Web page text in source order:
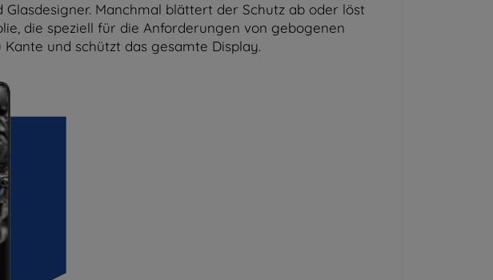
Manchmal blättert der Schutz ab oder löst
die speziell für die Anforderungen von gebogenen
und schützt das gesamte Display.